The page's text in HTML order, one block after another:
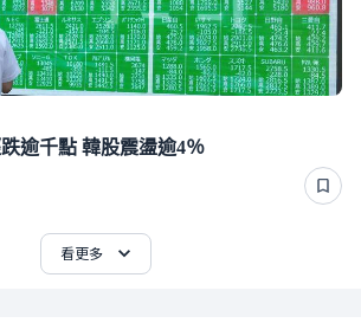
逾千點 韓股震盪逾4％
看更多